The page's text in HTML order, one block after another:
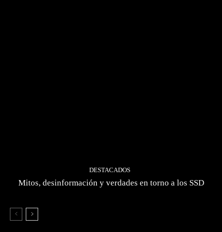
DESTACADOS
Mitos, desinformación y verdades en torno a los SSD